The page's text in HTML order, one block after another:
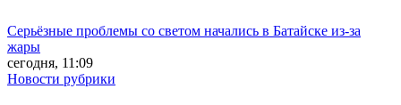
Серьёзные проблемы со светом начались в Батайске из-за
жары
сегодня, 11:09
Новости рубрики